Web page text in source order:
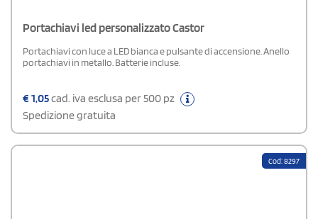
Portachiavi led personalizzato Castor
Portachiavi con luce a LED bianca e pulsante di accensione. Anello
portachiavi in metallo. Batterie incluse.
€1,05cad. iva esclusa per 500 pz
Spedizione gratuita
Cod: 8297